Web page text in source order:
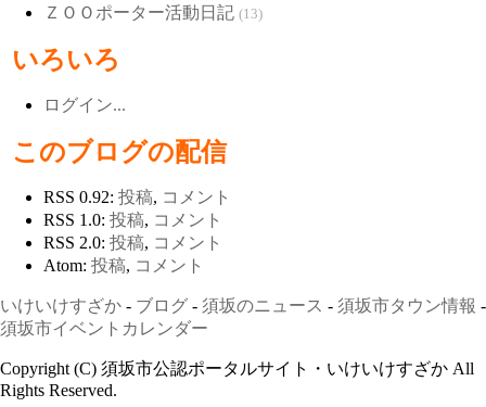
ＺＯＯポーター活動日記 (13)
いろいろ
ログイン...
このブログの配信
RSS 0.92: 投稿, コメント
RSS 1.0: 投稿, コメント
RSS 2.0: 投稿, コメント
Atom: 投稿, コメント
いけいけすざか - ブログ - 須坂のニュース - 須坂市タウン情報 -
須坂市イベントカレンダー
Copyright (C) 須坂市公認ポータルサイト・いけいけすざか All
Rights Reserved.